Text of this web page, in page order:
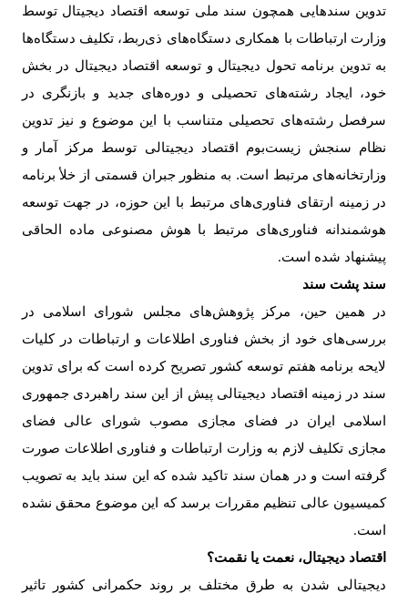
تدوین سندهایی همچون سند ملی توسعه اقتصاد دیجیتال توسط
وزارت ارتباطات با همکاری دستگاه‌های ذی‌ربط، تکلیف دستگاه‌ها
به تدوین برنامه تحول دیجیتال و توسعه اقتصاد دیجیتال در بخش
خود، ایجاد رشته‌های تحصیلی و دوره‌های جدید و بازنگری در
سرفصل رشته‌های تحصیلی متناسب با این موضوع و نیز تدوین
نظام سنجش زیست‌بوم اقتصاد دیجیتالی توسط مرکز آمار و
وزارتخانه‌های مرتبط است. به منظور جبران قسمتی از خلأ برنامه
در زمینه ارتقای فناوری‌های مرتبط با این حوزه، در جهت توسعه
هوشمندانه فناوری‌های مرتبط با هوش مصنوعی ماده الحاقی
پیشنهاد شده است.
سند پشت سند
در همین حین، مرکز پژوهش‌های مجلس شورای اسلامی در
بررسی‌های خود از بخش فناوری اطلاعات و ارتباطات در کلیات
لایحه برنامه هفتم توسعه کشور تصریح کرده است که برای تدوین
سند در زمینه اقتصاد دیجیتالی پیش از این سند راهبردی جمهوری
اسلامی ایران در فضای مجازی مصوب شورای عالی فضای
مجازی تکلیف لازم به وزارت ارتباطات و فناوری اطلاعات صورت
گرفته است و در همان سند تاکید شده که این سند باید به تصویب
کمیسیون عالی تنظیم مقررات برسد که این موضوع محقق نشده
است.
اقتصاد دیجیتال، نعمت یا نقمت؟
دیجیتالی شدن به طرق مختلف بر روند حکمرانی کشور تاثیر